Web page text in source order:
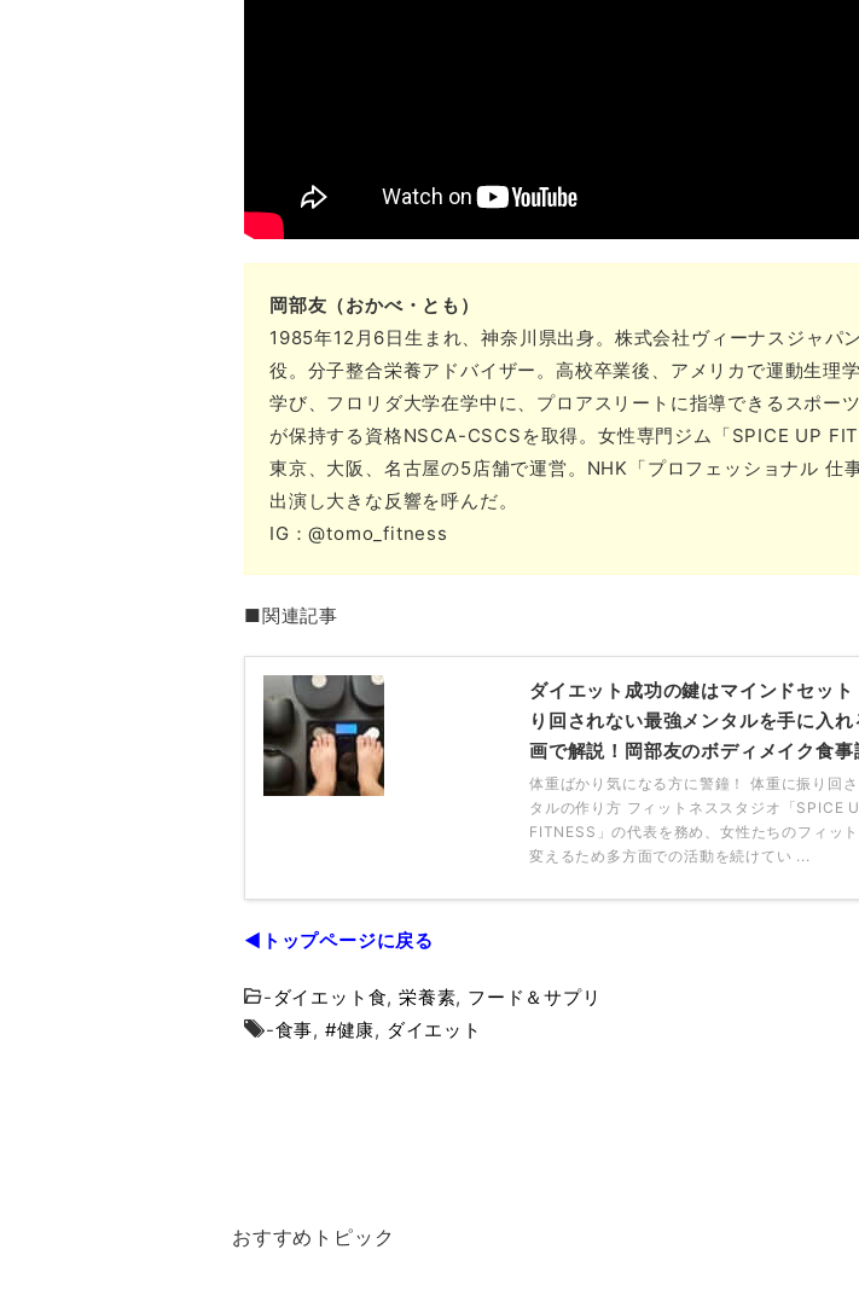
岡部友（おかべ・とも）
1985年12月6日生まれ、神奈川県出身。株式会社ヴィーナスジャパ
役。分子整合栄養アドバイザー。高校卒業後、アメリカで運動生理
学び、フロリダ大学在学中に、プロアスリートに指導できるスポー
が保持する資格NSCA-CSCSを取得。女性専門ジム「SPICE UP
東京、大阪、名古屋の5店舗で運営。NHK「プロフェッショナル 仕
出演し大きな反響を呼んだ。
IG：@tomo_fitness
■関連記事
ダイエット成功の鍵はマインドセッ
り回されない最強メンタルを手に入
画で解説！岡部友のボディメイク食事
体重ばかり気になる方に警鐘！ 体重に振り回
タルの作り方 フィットネススタジオ「SPICE
FITNESS」の代表を務め、女性たちのフィッ
変えるため多方面での活動を続けてい ...
◀トップページに戻る
- ダイエット食,栄養素, フード＆サプリ
-食事, #健康, ダイエット
おすすめトピック